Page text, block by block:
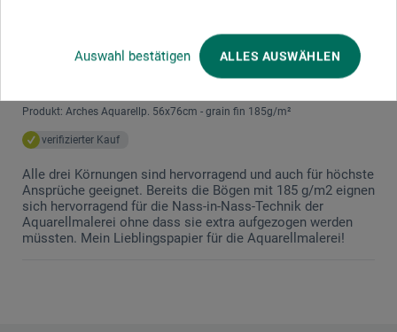
Auswahl bestätigen ALLES AUSWÄHLEN22.04.2020
Produkt: Arches Aquarellp. 56x76cm - grain fin 185g/m²
verifizierter Kauf
Alle drei Körnungen sind hervorragend und auch für höchste
Ansprüche geeignet. Bereits die Bögen mit 185 g/m2 eignen
sich hervorragend für die Nass-in-Nass-Technik der
Aquarellmalerei ohne dass sie extra aufgezogen werden
müssten. Mein Lieblingspapier für die Aquarellmalerei!